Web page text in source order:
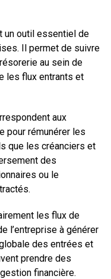
un outil essentiel de
Il permet de suivre
au sein de
les flux entrants et
aux
pour rémunérer les
que les créanciers et
des
ou le
les flux de
l’entreprise à générer
des entrées et
prendre des
financière.